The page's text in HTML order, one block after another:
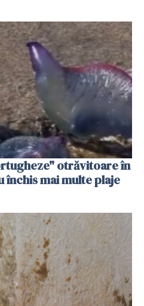
otrăvitoare în
închis mai multe plaje